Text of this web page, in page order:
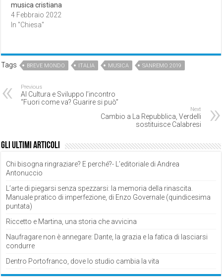
musica cristiana
4 Febbraio 2022
In "Chiesa"
Tags BREVE MONDO ITALIA MUSICA SANREMO 2019
Previous
Al Cultura e Sviluppo l’incontro
“Fuori come va? Guarire si può”
Next
Cambio a La Repubblica, Verdelli
sostituisce Calabresi
Gli ultimi articoli
Chi bisogna ringraziare? E perché?- L’editoriale di Andrea
Antonuccio
L’arte di piegarsi senza spezzarsi: la memoria della rinascita.
Manuale pratico di imperfezione, di Enzo Governale (quindicesima
puntata)
Riccetto e Martina, una storia che avvicina
Naufragare non è annegare: Dante, la grazia e la fatica di lasciarsi
condurre
Dentro Portofranco, dove lo studio cambia la vita